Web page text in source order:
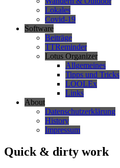
Lokales
Covid-19
Software
Beiträge
TTReminder
Lotus Organizer
Allgemeines
Tipps und Tricks
LOOLEx
Links
About
Datenschutzerklärung
History
Impressum
Quick & dirty work